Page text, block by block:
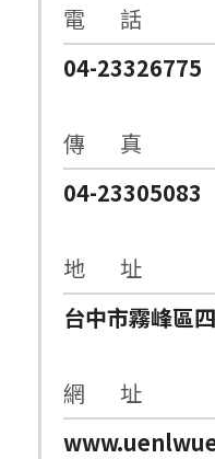
電 話
04-23326775
傳 真
04-23305083
地 址
台中市霧峰區
網 址